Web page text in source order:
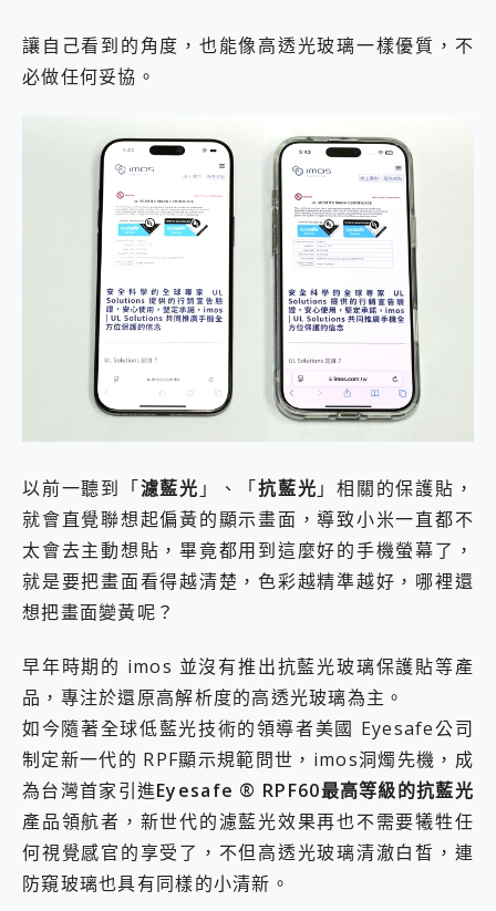
讓自己看到的角度，也能像高透光玻璃一樣優質，不
必做任何妥協。
以前一聽到「濾藍光 」、「抗藍光 」相關的保護貼，
就會直覺聯想起偏黃的顯示畫面，導致小米一直都不
太會去主動想貼，畢竟都用到這麼好的手機螢幕了，
就是要把畫面看得越清楚，色彩越精準越好，哪裡還
想把畫面變黃呢？
早年時期的 imos 並沒有推出抗藍光玻璃保護貼等產
品，專注於還原高解析度的高透光玻璃為主。
如今隨著全球低藍光技術的領導者美國 Eyesafe公司
制定新一代的 RPF顯示規範問世，imos洞燭先機，成
為台灣首家引進Eyesafe ® RPF60最高等級的抗藍光
產品領航者，新世代的濾藍光效果再也不需要犧牲任
何視覺感官的享受了，不但高透光玻璃清澈白皙，連
防窺玻璃也具有同樣的小清新。